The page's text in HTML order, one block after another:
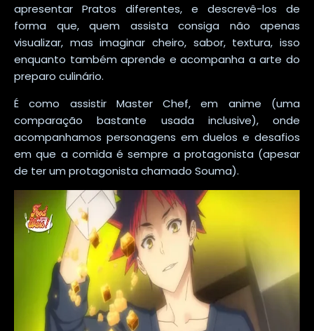
apresentar Pratos diferentes, e descrevê-los de
forma que, quem assista consiga não apenas
visualizar, mas imaginar cheiro, sabor, textura, isso
enquanto também aprende e acompanha a arte do
preparo culinário.
É como assistir Master Chef, em anime (uma
comparação bastante usada inclusive), onde
acompanhamos personagens em duelos e desafios
em que a comida é sempre a protagonista (apesar
de ter um protagonista chamado Souma).